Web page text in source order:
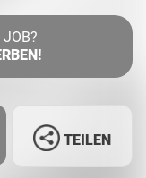
JOB?
TEILEN